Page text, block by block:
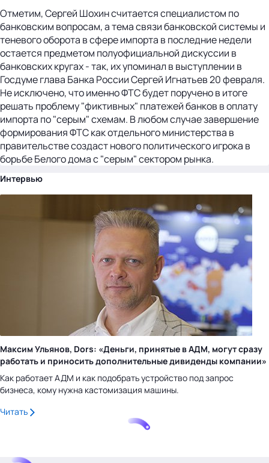
Отметим, Сергей Шохин считается специалистом по
банковским вопросам, а тема связи банковской системы и
теневого оборота в сфере импорта в последние недели
остается предметом полуофициальной дискуссии в
банковских кругах - так, их упоминал в выступлении в
Госдуме глава Банка России Сергей Игнатьев 20 февраля.
Не исключено, что именно ФТС будет поручено в итоге
решать проблему "фиктивных" платежей банков в оплату
импорта по "серым" схемам. В любом случае завершение
формирования ФТС как отдельного министерства в
правительстве создаст нового политического игрока в
борьбе Белого дома с "серым" сектором рынка.
Интервью
Максим Ульянов, Dors: «Деньги, принятые в АДМ, могут сразу
работать и приносить дополнительные дивиденды компании»
Как работает АДМ и как подобрать устройство под запрос
бизнеса, кому нужна кастомизация машины.
Читать